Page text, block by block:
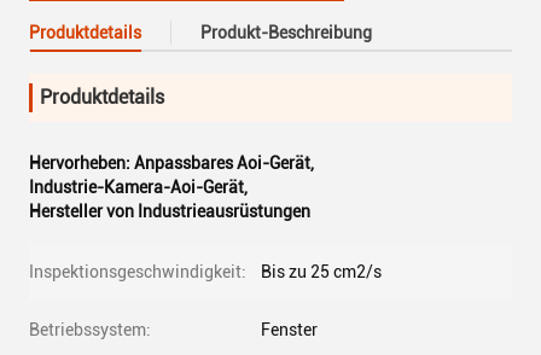
Produktdetails Produkt-Beschreibung
Produktdetails
Hervorheben: Anpassbares Aoi-Gerät,
Industrie-Kamera-Aoi-Gerät,
Hersteller von Industrieausrüstungen
Inspektionsgeschwindigkeit: Bis zu 25 cm2/s
Betriebssystem: Fenster